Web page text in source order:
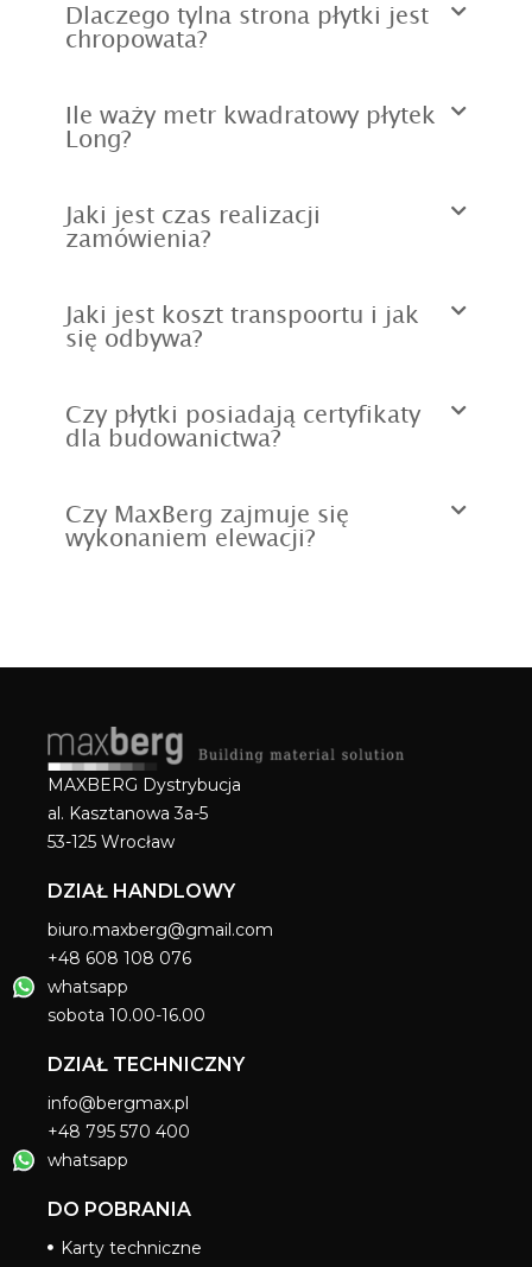
Dlaczego tylna strona płytki jest
chropowata?
Ile waży metr kwadratowy płytek
Long?
Jaki jest czas realizacji
zamówienia?
Jaki jest koszt transpoortu i jak
się odbywa?
Czy płytki posiadają certyfikaty
dla budowanictwa?
Czy MaxBerg zajmuje się
wykonaniem elewacji?
MAXBERG Dystrybucja
al. Kasztanowa 3a-5
53-125 Wrocław
DZIAŁ HANDLOWY
biuro.maxberg@gmail.com
+48 608 108 076
whatsapp
sobota 10.00-16.00
DZIAŁ TECHNICZNY
info@bergmax.pl
+48 795 570 400
whatsapp
DO POBRANIA
Karty techniczne